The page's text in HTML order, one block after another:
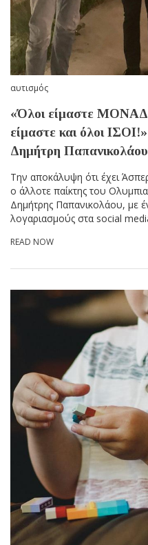
αυτισμός
«Όλοι είμαστε
είμαστε και όλοι
Δημήτρη
Tην αποκάλυψη ότι έχει
o άλλοτε παίκτης του
Δημήτρης Παπανικολάου, με
λογαριασμούς στα social
READ NOW